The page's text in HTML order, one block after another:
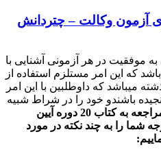
موفقیت در هر آزمونی آشنایی با
که این امر مستلزم استفاده از
میباشد که داوطلبین با این امر
باشندو خود را در شراط شبیه
جهت سهولت مراجعه به کتاب 20 دوره آیین
شما را به چند نکته در مورد
: